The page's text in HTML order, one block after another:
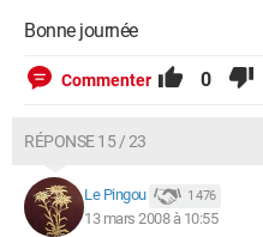
Bonne journée
Commenter 0
RÉPONSE 15 / 23
Le Pingou 1 476
13 mars 2008 à 10:55